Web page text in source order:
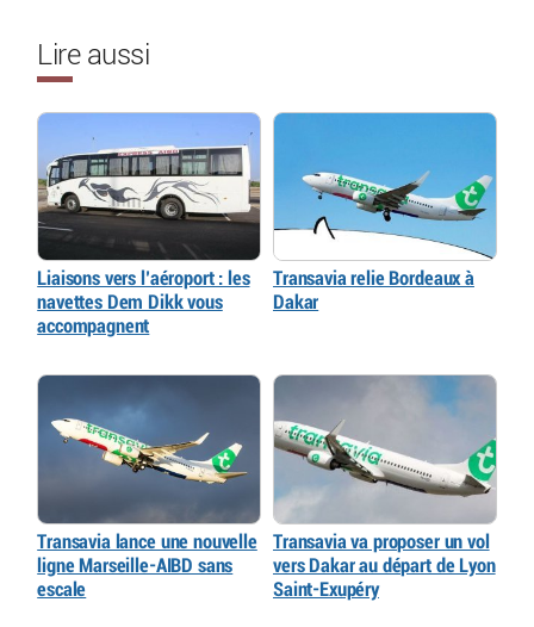
Lire aussi
Liaisons vers l’aéroport : les
navettes Dem Dikk vous
accompagnent
Transavia relie Bordeaux à
Dakar
Transavia lance une nouvelle
ligne Marseille-AIBD sans
escale
Transavia va proposer un vol
vers Dakar au départ de Lyon
Saint-Exupéry